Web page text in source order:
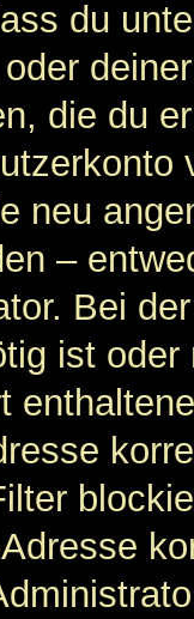
du
die du
neu
–
Bei
ist